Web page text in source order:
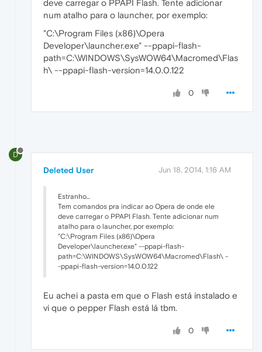
deve carregar o PPAPI Flash. Tente adicionar
num atalho para o launcher, por exemplo:
"C:\Program Files (x86)\Opera
Developer\launcher.exe" --ppapi-flash-
path=C:\WINDOWS\SysWOW64\Macromed\Flas
h\ --ppapi-flash-version=14.0.0.122
0
D
Deleted User Jun 18, 2014, 1:16 AM
Estranho...
Tem comandos pra indicar ao Opera de onde ele
deve carregar o PPAPI Flash. Tente adicionar num
atalho para o launcher, por exemplo:
"C:\Program Files (x86)\Opera
Developer\launcher.exe" --ppapi-flash-
path=C:\WINDOWS\SysWOW64\Macromed\Flash\ -
-ppapi-flash-version=14.0.0.122
Eu achei a pasta em que o Flash está instalado e
vi que o pepper Flash está lá tbm.
0